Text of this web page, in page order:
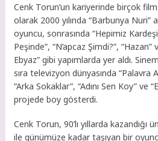
Cenk Torun’un kariyerinde birçok
olarak 2000 yılında “Barbunya Nuri”
oyuncu, sonrasında “Hepimiz
Peşinde”, “N’apcaz Şimdi?”, “Hazan”
Ebyaz” gibi yapımlarda yer aldı.
sıra televizyon dünyasında “Palavra
“Arka Sokaklar”, “Adını Sen Koy” ve
projede boy gösterdi.
Cenk Torun, 90’lı yıllarda kazandığı
ile günümüze kadar taşıyan bir